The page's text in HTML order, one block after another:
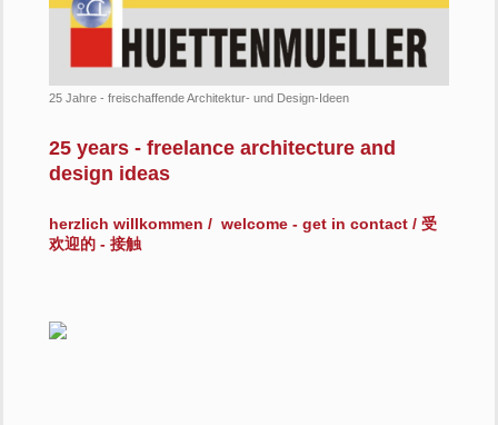
25 Jahre - freischaffende Architektur- und Design-Ideen
25 years - freelance architecture and
design ideas
herzlich willkommen / welcome - get in contact / 受
欢迎的 - 接触